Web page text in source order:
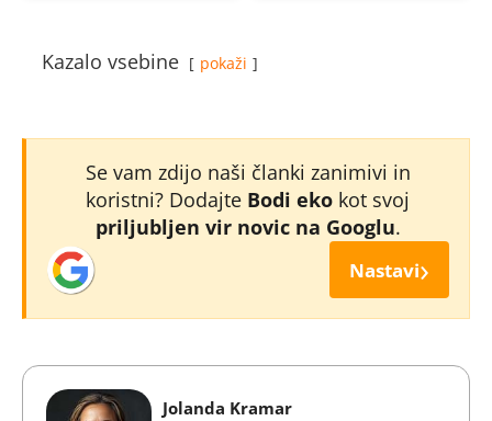
Kazalo vsebine pokaži
Se vam zdijo naši članki zanimivi in
koristni? Dodajte Bodi eko kot svoj
priljubljen vir novic na Googlu.
Nastavi›
Jolanda Kramar